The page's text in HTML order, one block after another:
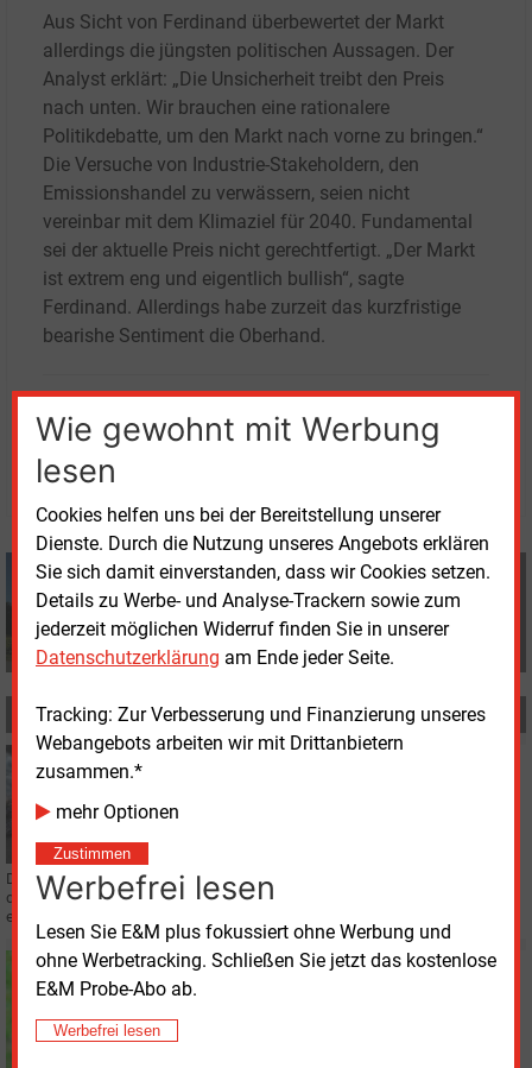
Wie gewohnt mit Werbung
lesen
Cookies helfen uns bei der Bereitstellung unserer
Dienste. Durch die Nutzung unseres Angebots erklären
Sie sich damit einverstanden, dass wir Cookies setzen.
Details zu Werbe- und Analyse-Trackern sowie zum
jederzeit möglichen Widerruf finden Sie in unserer
Datenschutzerklärung am Ende jeder Seite.
Tracking: Zur Verbesserung und Finanzierung unseres
Webangebots arbeiten wir mit Drittanbietern
zusammen.*
mehr Optionen
Zustimmen
Werbefrei lesen
Lesen Sie E&M plus fokussiert ohne Werbung und
ohne Werbetracking. Schließen Sie jetzt das kostenlose
E&M Probe-Abo ab.
Werbefrei lesen
Aus Sicht von Ferdinand überbewertet der Markt
allerdings die jüngsten politischen Aussagen. Der
Analyst erklärt: „Die Unsicherheit treibt den Preis
nach unten. Wir brauchen eine rationalere
Politikdebatte, um den Markt nach vorne zu bringen.“
Die Versuche von Industrie-Stakeholdern, den
Emissionshandel zu verwässern, seien nicht
vereinbar mit dem Klimaziel für 2040. Fundamental
sei der aktuelle Preis nicht gerechtfertigt. „Der Markt
ist extrem eng und eigentlich bullish“, sagte
Ferdinand. Allerdings habe zurzeit das kurzfristige
bearishe Sentiment die Oberhand.
Silvia Rausch-Becker
© 2026 Energie & Management GmbH
Silvia Rausch-Becker
+49 (0) 8152 9311 0
info@energie-und-management.de
MEHR ZUM THEMA
Allianz fordert mehr Tempo von Bundesregierung
Der Deutsche Naturschutzring und die Klima-Allianz Deutschland haben von
der Bundesregierung mehr Tempo beim Klimaschutz gefordert. 2026 sei ein
entscheidendes Jahr.
Dienstag, 17.02.2026, 12:44
KLIMASCHUTZ
Blick auf Akzeptanz richten